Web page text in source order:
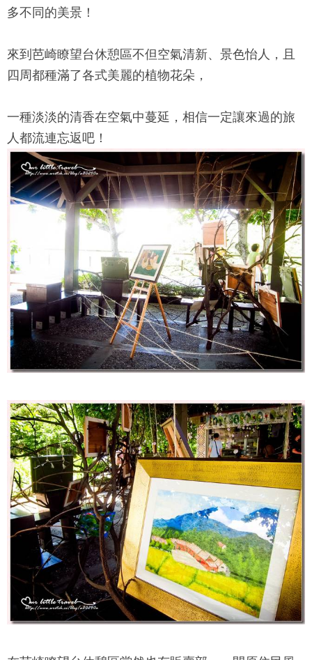
多不同的美景！
來到 芭崎瞭望台休憩區不但空氣清新、景色怡人，且
四周都種滿了各式美麗的植物花朵，
一種淡淡的清香在空氣中蔓延，相信一定讓來過的旅
人都流連忘返吧！